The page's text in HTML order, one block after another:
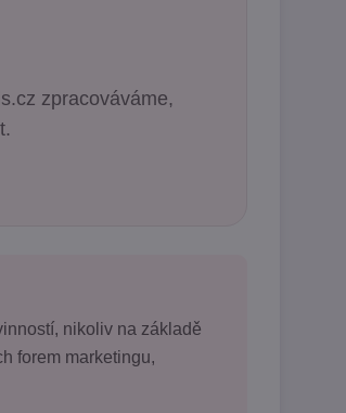
zpracováváme,
nikoliv na základě
forem marketingu,